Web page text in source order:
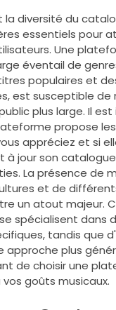
la diversité du
essentiels pour
Une
éventail de
populaires et
est susceptible de
plus large. Il
propose
appréciez et si
à jour son
La présence de
et de
un atout majeur.
spécialisent dans
tandis que
plus
de choisir une
goûts musicaux.